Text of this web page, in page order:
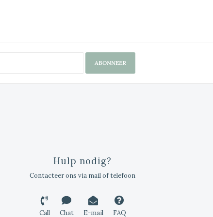
ABONNEER
Hulp nodig?
Contacteer ons via mail of telefoon
Call Chat E-mail FAQ